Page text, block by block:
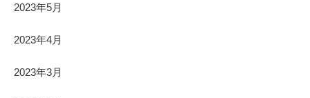
2023年5月
2023年4月
2023年3月